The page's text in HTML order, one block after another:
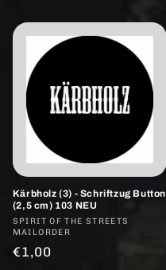
Kärbholz (3) - Schriftzug Button
(2,5 cm) 103 NEU
Anbieter:
SPIRIT OF THE STREETS
MAILORDER
Normaler
€1,00